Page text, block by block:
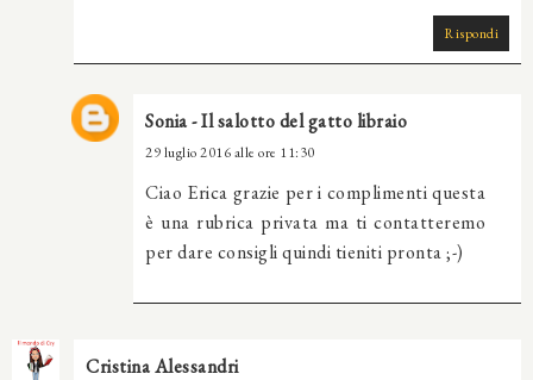
Rispondi
Sonia - Il salotto del gatto libraio
29 luglio 2016 alle ore 11:30
Ciao Erica grazie per i complimenti questa
è una rubrica privata ma ti contatteremo
per dare consigli quindi tieniti pronta ;-)
Cristina Alessandri